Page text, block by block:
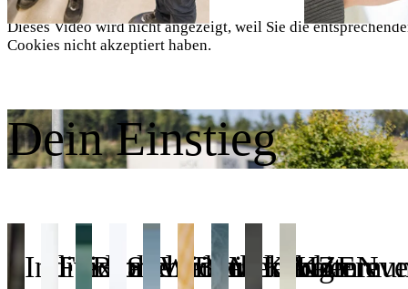
Dieses Video wird nicht angezeigt, weil Sie die
Cookies nicht akzeptiert haben.
Dein Einstieg
Individuelle
Flexible
Betriebliches
Sicherheit
Weiterbildung
Betrieblicher
KAIZEN